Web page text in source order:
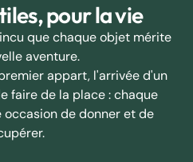
pour la vie
que chaque objet mérite
aventure.
appart, l'arrivée d'un
faire de la place : chaque
de donner et de